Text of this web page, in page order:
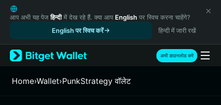
English
日本語
Русский
Español (Latinoamérica)
Türkçe
Italiano
आप अभी यह पेजहिन्दीमें देख रहे हैं. क्या आप English पर स्विच करना चाहेंगे?
English पर स्विच करें
हिन्दी में जारी रखें
अभी डाउनलोड करें
Home›Wallet›PunkStrategy वॉलेट